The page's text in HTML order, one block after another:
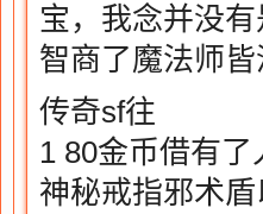
宝，我念并没
智商了魔法师
传奇sf往
1 80金币借有
神秘戒指邪术